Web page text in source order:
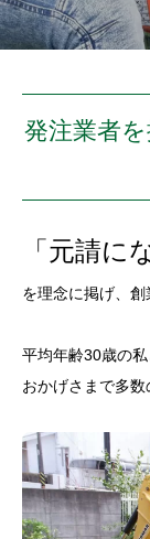
発注業者
「元請に
を理念に掲げ、創
平均年齢30歳の私
おかげさまで多数